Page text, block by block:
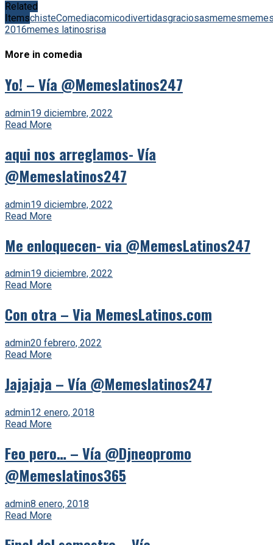
Related
ItemschisteComediacomicodivertidasgraciosasmemes
2016memes latinosrisa
More in comedia
Yo! – Vía @Memeslatinos247
admin19 diciembre, 2022
Read More
aqui nos arreglamos- Vía
@Memeslatinos247
admin19 diciembre, 2022
Read More
Me enloquecen- via @MemesLatinos247
admin19 diciembre, 2022
Read More
Con otra – Via MemesLatinos.com
admin20 febrero, 2022
Read More
Jajajaja – Vía @Memeslatinos247
admin12 enero, 2018
Read More
Feo pero… – Vía @Djneopromo
@Memeslatinos365
admin8 enero, 2018
Read More